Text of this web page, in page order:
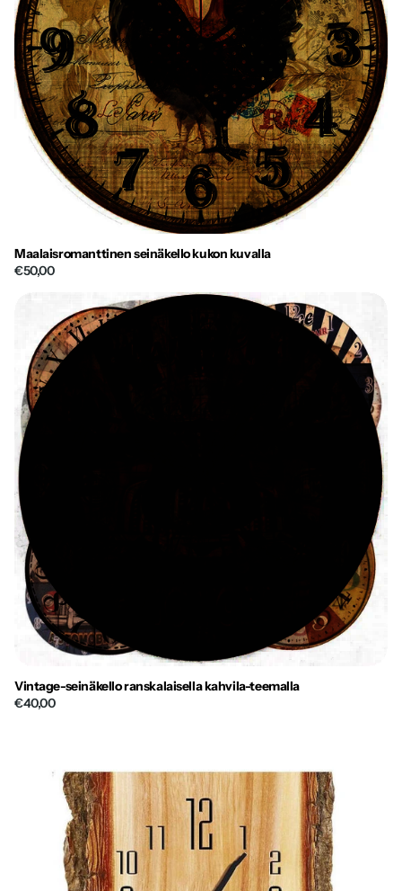
Maalaisromanttinen seinäkello kukon kuvalla
€50,00
Vintage-seinäkello ranskalaisella kahvila-teemalla
€40,00